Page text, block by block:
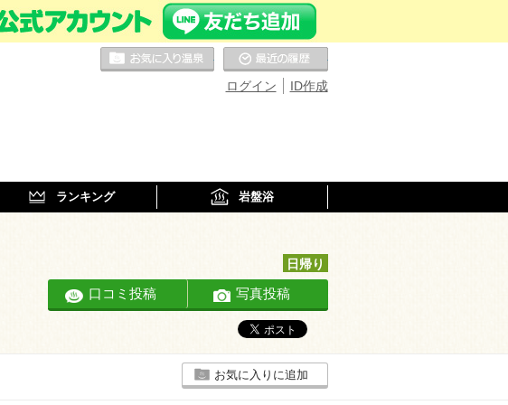
ID作成
ログイン
お気に入りの温泉
ランキング 岩盤浴
日帰り
口コミ投稿 写真投稿
お気に入りに追加